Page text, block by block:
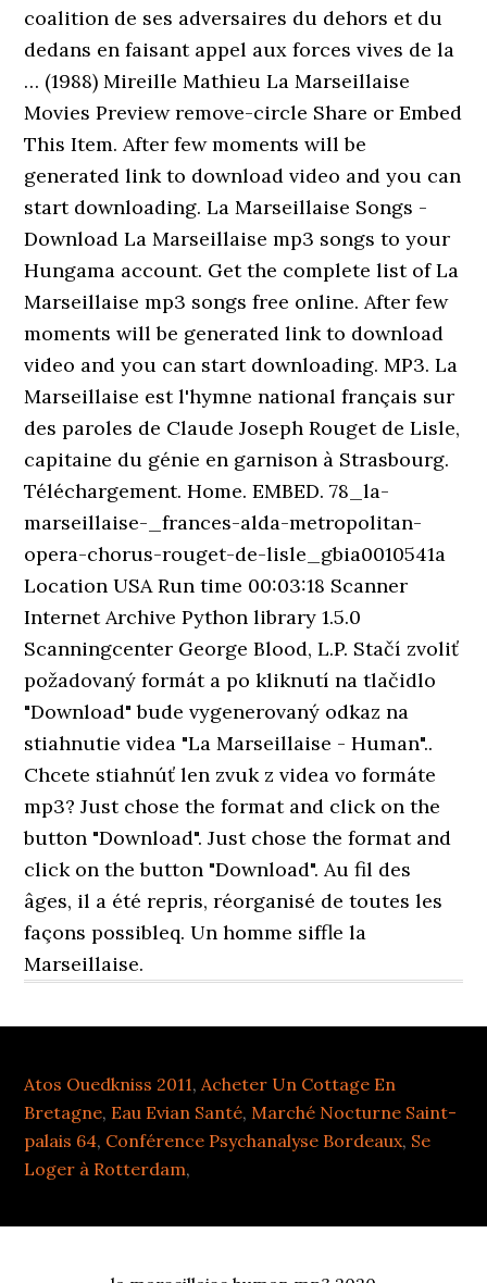
coalition de ses adversaires du dehors et du
dedans en faisant appel aux forces vives de la
… (1988) Mireille Mathieu La Marseillaise
Movies Preview remove-circle Share or Embed
This Item. After few moments will be
generated link to download video and you can
start downloading. La Marseillaise Songs -
Download La Marseillaise mp3 songs to your
Hungama account. Get the complete list of La
Marseillaise mp3 songs free online. After few
moments will be generated link to download
video and you can start downloading. MP3. La
Marseillaise est l'hymne national français sur
des paroles de Claude Joseph Rouget de Lisle,
capitaine du génie en garnison à Strasbourg.
Téléchargement. Home. EMBED. 78_la-
marseillaise-_frances-alda-metropolitan-
opera-chorus-rouget-de-lisle_gbia0010541a
Location USA Run time 00:03:18 Scanner
Internet Archive Python library 1.5.0
Scanningcenter George Blood, L.P. Stačí zvoliť
požadovaný formát a po kliknutí na tlačidlo
"Download" bude vygenerovaný odkaz na
stiahnutie videa "La Marseillaise - Human"..
Chcete stiahnúť len zvuk z videa vo formáte
mp3? Just chose the format and click on the
button "Download". Just chose the format and
click on the button "Download". Au fil des
âges, il a été repris, réorganisé de toutes les
façons possibleq. Un homme siffle la
Marseillaise.
Atos Ouedkniss 2011,Acheter Un Cottage En
Bretagne, Eau Evian Santé,Marché Nocturne Saint-
palais 64, Conférence Psychanalyse Bordeaux, Se
Loger à Rotterdam,